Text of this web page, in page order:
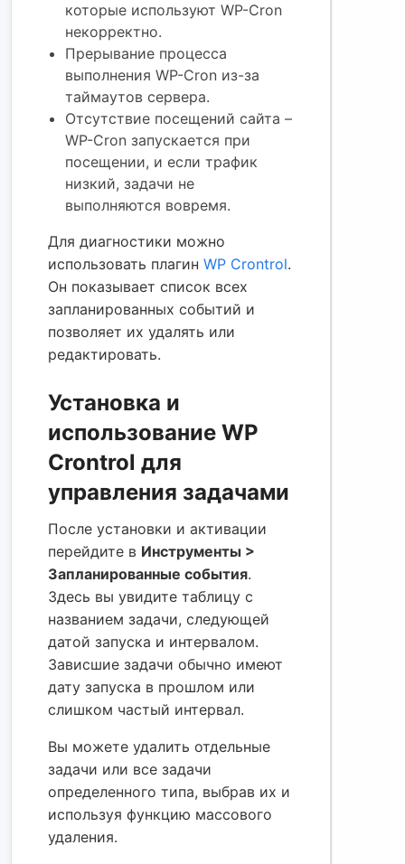
которые используют WP-Cron
некорректно.
Прерывание процесса
выполнения WP-Cron из-за
таймаутов сервера.
Отсутствие посещений сайта –
WP-Cron запускается при
посещении, и если трафик
низкий, задачи не
выполняются вовремя.
Для диагностики можно
использовать плагин WP Crontrol.
Он показывает список всех
запланированных событий и
позволяет их удалять или
редактировать.
Установка и
использование WP
Crontrol для
управления задачами
После установки и активации
перейдите в Инструменты >
Запланированные события.
Здесь вы увидите таблицу с
названием задачи, следующей
датой запуска и интервалом.
Зависшие задачи обычно имеют
дату запуска в прошлом или
слишком частый интервал.
Вы можете удалить отдельные
задачи или все задачи
определенного типа, выбрав их и
используя функцию массового
удаления.